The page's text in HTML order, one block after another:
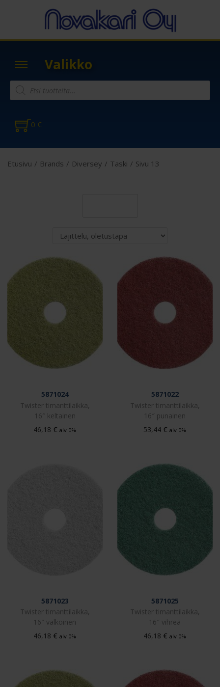
Valikko
0 €
Etusivu / Brands / Diversey / Taski / Sivu 13
5871024
Twister timanttilaikka,
16″ keltainen
46,18 € alv 0%
5871022
Twister timanttilaikka,
16″ punainen
53,44 € alv 0%
5871023
Twister timanttilaikka,
16″ valkoinen
46,18 € alv 0%
5871025
Twister timanttilaikka,
16″ vihreä
46,18 € alv 0%